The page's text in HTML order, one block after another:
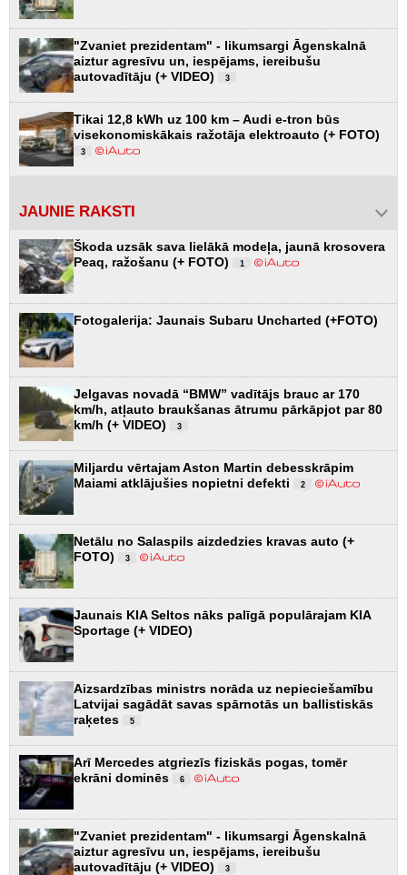
"Zvaniet prezidentam" - likumsargi Āgenskalnā
aiztur agresīvu un, iespējams, iereibušu
autovadītāju (+ VIDEO)
3
Tikai 12,8 kWh uz 100 km – Audi e-tron būs
visekonomiskākais ražotāja elektroauto (+ FOTO)
3
JAUNIE RAKSTI
Škoda uzsāk sava lielākā modeļa, jaunā krosovera
Peaq, ražošanu (+ FOTO)
1
Fotogalerija: Jaunais Subaru Uncharted (+FOTO)
Jelgavas novadā “BMW” vadītājs brauc ar 170
km/h, atļauto braukšanas ātrumu pārkāpjot par 80
km/h (+ VIDEO)
3
Miljardu vērtajam Aston Martin debesskrāpim
Maiami atklājušies nopietni defekti
2
Netālu no Salaspils aizdedzies kravas auto (+
FOTO)
3
Jaunais KIA Seltos nāks palīgā populārajam KIA
Sportage (+ VIDEO)
Aizsardzības ministrs norāda uz nepieciešamību
Latvijai sagādāt savas spārnotās un ballistiskās
raķetes
5
Arī Mercedes atgriezīs fiziskās pogas, tomēr
ekrāni dominēs
6
"Zvaniet prezidentam" - likumsargi Āgenskalnā
aiztur agresīvu un, iespējams, iereibušu
autovadītāju (+ VIDEO)
3